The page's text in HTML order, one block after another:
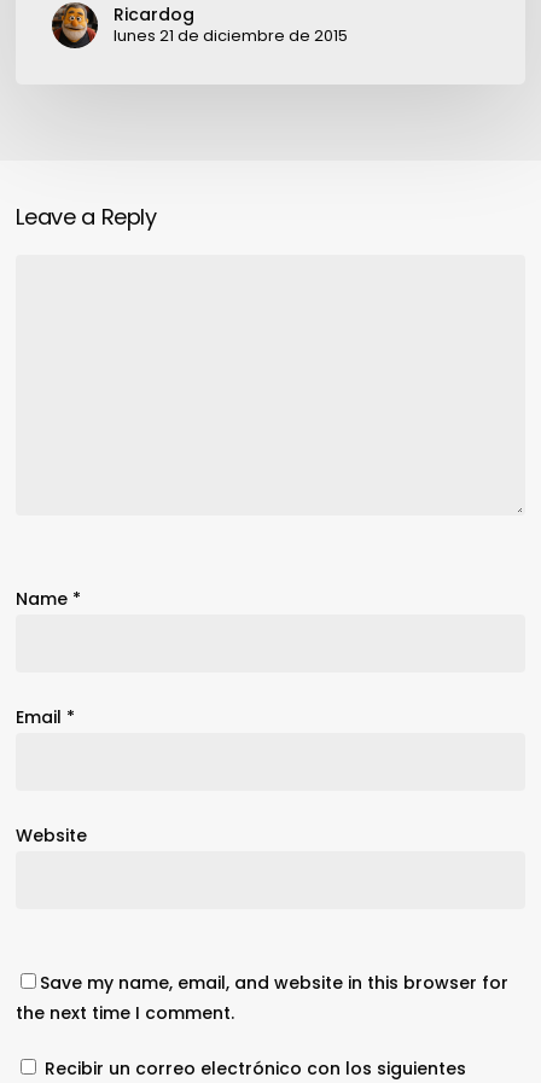
Ricardog
lunes 21 de diciembre de 2015
Leave a Reply
Name *
Email *
Website
Save my name, email, and website in this browser for
the next time I comment.
Recibir un correo electrónico con los siguientes